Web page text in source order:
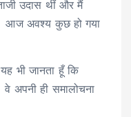
उदास थीं और मैं
आज अवश्य कुछ हो गया
यह भी जानता हूँ कि
वे अपनी ही समालोचना